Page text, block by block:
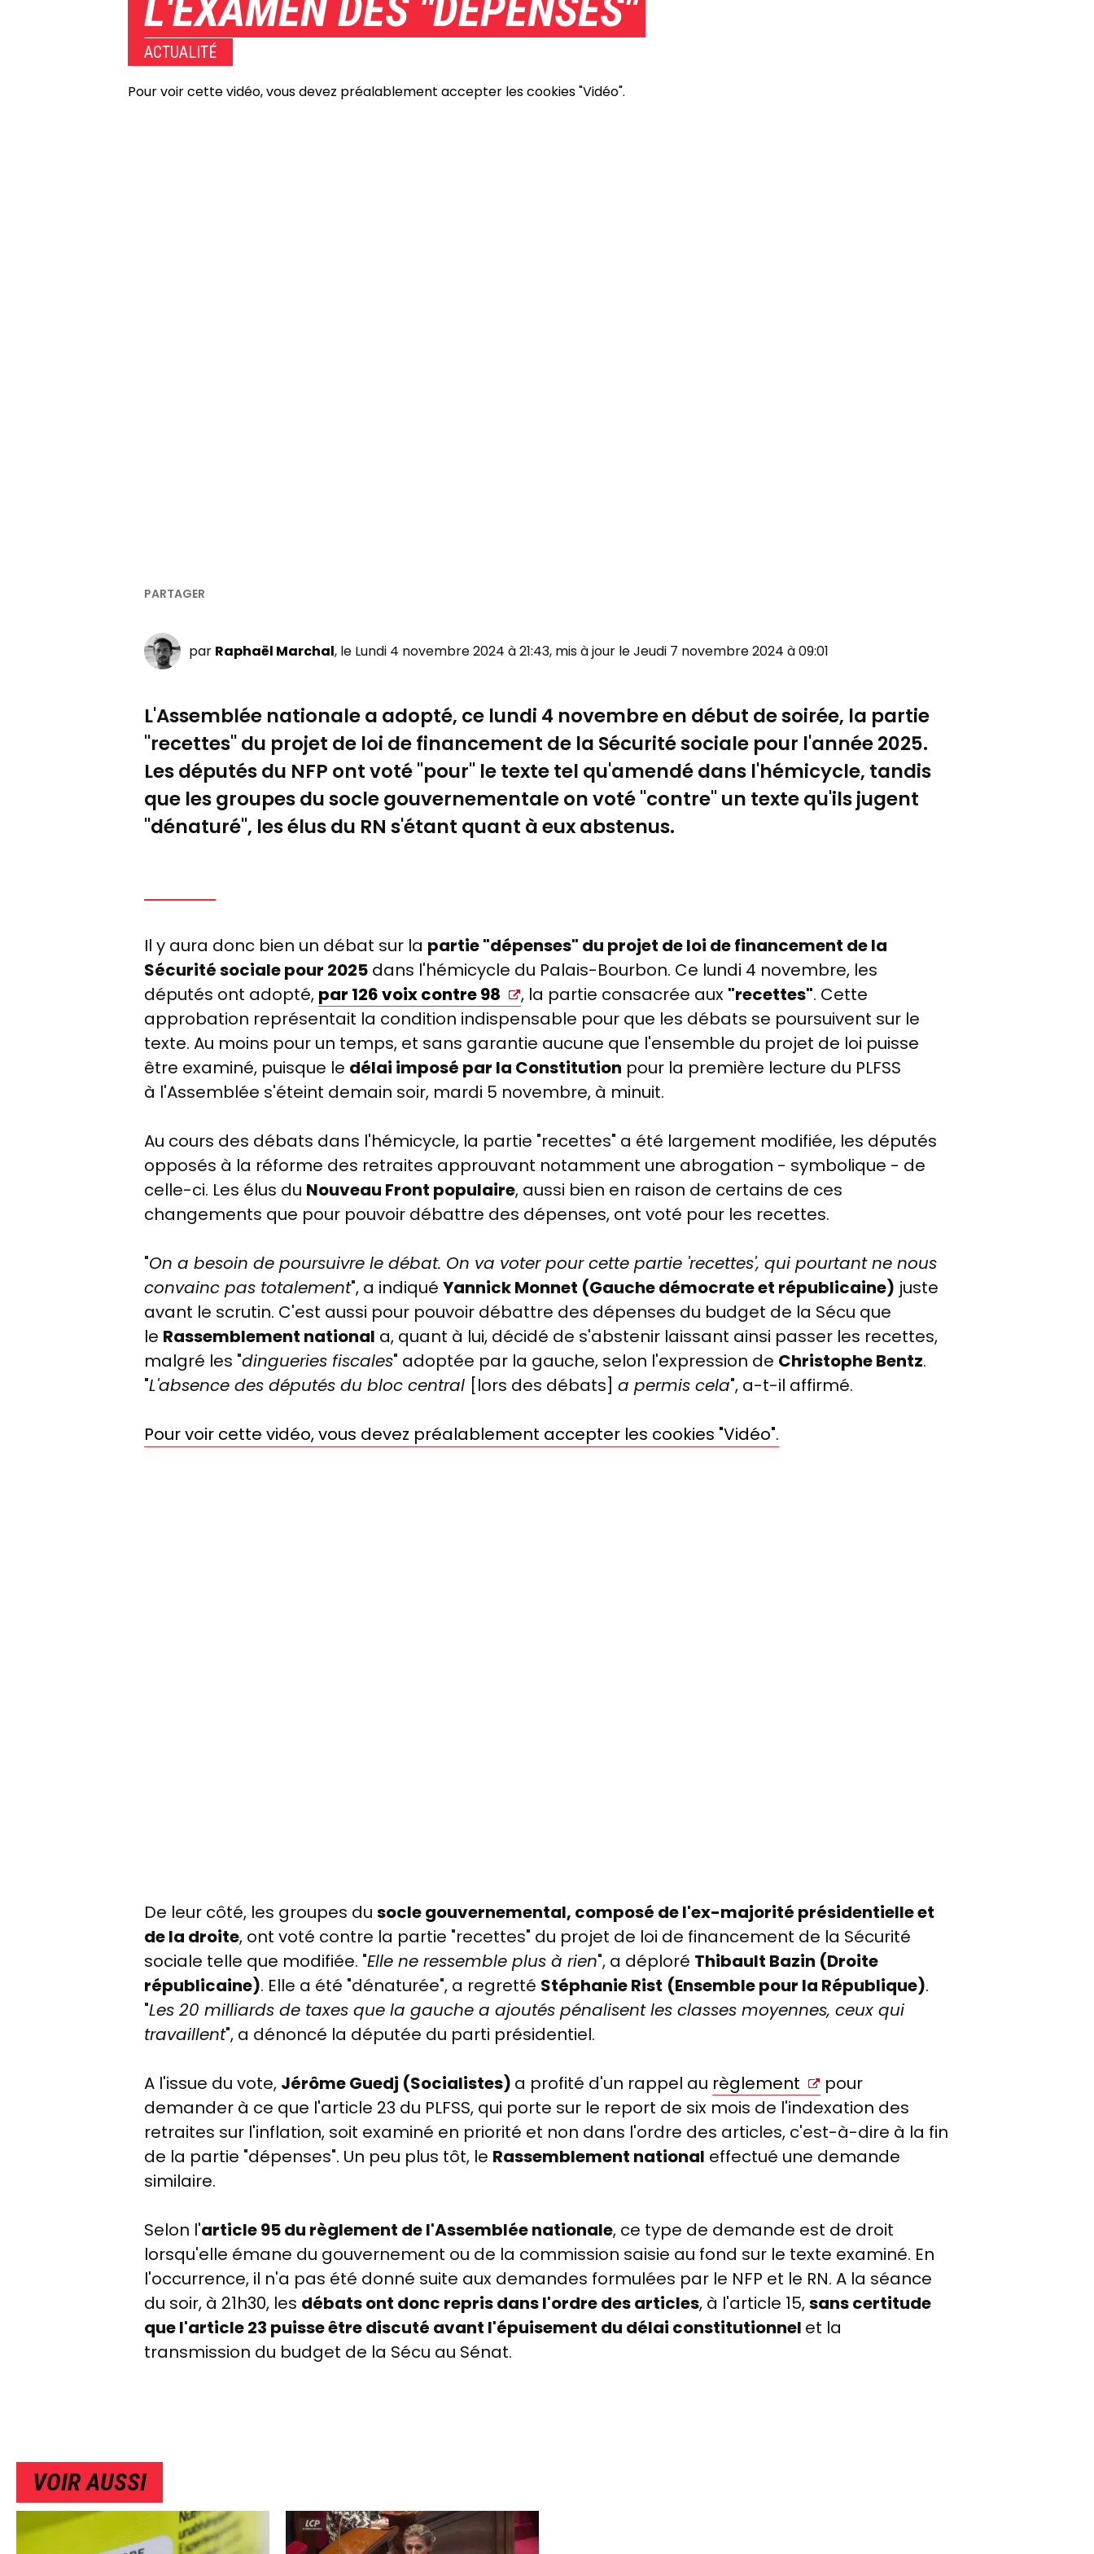
ACTUALITÉ
Pour voir cette vidéo, vous devez préalablement accepter les cookies "Vidéo".
par Raphaël Marchal, le Lundi 4 novembre 2024 à 21:43, mis à jour le Jeudi 7 novembre 2024 à 09:01
L'Assemblée nationale a adopté, ce lundi 4 novembre en début de soirée, la partie
"recettes" du projet de loi de financement de la Sécurité sociale pour l'année 2025.
Les députés du NFP ont voté "pour" le texte tel qu'amendé dans l'hémicycle, tandis
que les groupes du socle gouvernementale on voté "contre" un texte qu'ils jugent
"dénaturé", les élus du RN s'étant quant à eux abstenus.
Il y aura donc bien un débat sur la partie "dépenses" du projet de loi de financement de la
Sécurité sociale pour 2025 dans l'hémicycle du Palais-Bourbon. Ce lundi 4 novembre, les
députés ont adopté, par 126 voix contre 98 , la partie consacrée aux "recettes". Cette
approbation représentait la condition indispensable pour que les débats se poursuivent sur le
texte. Au moins pour un temps, et sans garantie aucune que l'ensemble du projet de loi puisse
être examiné, puisque le délai imposé par la Constitution pour la première lecture du PLFSS
à l'Assemblée s'éteint demain soir, mardi 5 novembre, à minuit.
Au cours des débats dans l'hémicycle, la partie "recettes" a été largement modifiée, les députés
opposés à la réforme des retraites approuvant notamment une abrogation - symbolique - de
celle-ci. Les élus du Nouveau Front populaire, aussi bien en raison de certains de ces
changements que pour pouvoir débattre des dépenses, ont voté pour les recettes.
"On a besoin de poursuivre le débat. On va voter pour cette partie 'recettes', qui pourtant ne nous
convainc pas totalement", a indiqué Yannick Monnet (Gauche démocrate et républicaine) juste
avant le scrutin. C'est aussi pour pouvoir débattre des dépenses du budget de la Sécu que
le Rassemblement national a, quant à lui, décidé de s'abstenir laissant ainsi passer les recettes,
malgré les "dingueries fiscales" adoptée par la gauche, selon l'expression de Christophe Bentz.
"L'absence des députés du bloc central [lors des débats] a permis cela", a-t-il affirmé.
Pour voir cette vidéo, vous devez préalablement accepter les cookies "Vidéo".
De leur côté, les groupes du socle gouvernemental, composé de l'ex-majorité présidentielle et
de la droite, ont voté contre la partie "recettes" du projet de loi de financement de la Sécurité
sociale telle que modifiée. "Elle ne ressemble plus à rien", a déploré Thibault Bazin (Droite
républicaine). Elle a été "dénaturée", a regretté Stéphanie Rist (Ensemble pour la République).
"Les 20 milliards de taxes que la gauche a ajoutés pénalisent les classes moyennes, ceux qui
travaillent", a dénoncé la députée du parti présidentiel.
A l'issue du vote, Jérôme Guedj (Socialistes) a profité d'un rappel au règlement
pour
demander à ce que l'article 23 du PLFSS, qui porte sur le report de six mois de l'indexation des
retraites sur l'inflation, soit examiné en priorité et non dans l'ordre des articles, c'est-à-dire à la fin
de la partie "dépenses". Un peu plus tôt, le Rassemblement national effectué une demande
similaire.
Selon l'article 95 du règlement de l'Assemblée nationale, ce type de demande est de droit
lorsqu'elle émane du gouvernement ou de la commission saisie au fond sur le texte examiné. En
l'occurrence, il n'a pas été donné suite aux demandes formulées par le NFP et le RN. A la séance
du soir, à 21h30, les débats ont donc repris dans l'ordre des articles, à l'article 15,sans certitude
que l'article 23 puisse être discuté avant l'épuisement du délai constitutionnel et la
transmission du budget de la Sécu au Sénat.
VOIR AUSSI